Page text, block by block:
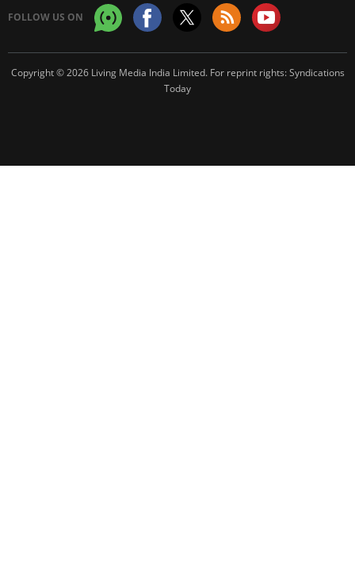
FOLLOW US ON
Copyright © 2026 Living Media India Limited. For reprint rights:Syndications
Today